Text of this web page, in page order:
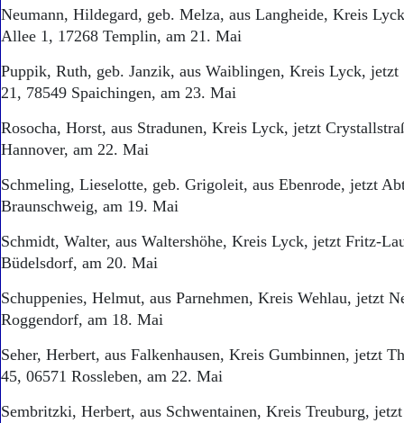
Neumann, Hildegard, geb. Melza, aus Langheide, Kreis
Allee 1, 17268 Templin, am 21. Mai
Puppik, Ruth, geb. Janzik, aus Waiblingen, Kreis Lyck, jetzt
21, 78549 Spaichingen, am 23. Mai
Rosocha, Horst, aus Stradunen, Kreis Lyck, jetzt
Hannover, am 22. Mai
Schmeling, Lieselotte, geb. Grigoleit, aus Ebenrode, jetzt
Braunschweig, am 19. Mai
Schmidt, Walter, aus Waltershöhe, Kreis Lyck, jetzt Fritz-
Büdelsdorf, am 20. Mai
Schuppenies, Helmut, aus Parnehmen, Kreis Wehlau, jetzt
Roggendorf, am 18. Mai
Seher, Herbert, aus Falkenhausen, Kreis Gumbinnen, jetzt
45, 06571 Rossleben, am 22. Mai
Sembritzki, Herbert, aus Schwentainen, Kreis Treuburg,